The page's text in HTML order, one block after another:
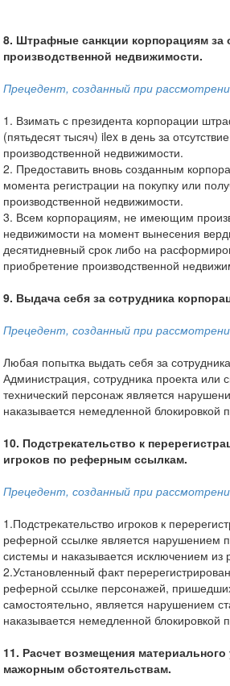
8. Штрафные санкции корпорациям за
производственной недвижимости.
Прецедент, созданный при
1. Взимать с президента корпорации
(пятьдесят тысяч) ilex в день за
производственной недвижимости.
2. Предоставить вновь созданным
момента регистрации на покупку или
производственной недвижимости.
3. Всем корпорациям, не имеющим
недвижимости на момент вынесения
десятидневный срок либо на
приобретение производственной
9. Выдача себя за сотрудника
Прецедент, созданный при
Любая попытка выдать себя за
Администрация, сотрудника проекта или
технический персонаж является
наказывается немедленной блокировкой
10. Подстрекательство к
игроков по реферным ссылкам.
Прецедент, созданный при
1.Подстрекательство игроков к
реферной ссылке является нарушением
системы и наказывается исключением
2.Установленный факт
реферной ссылке персонажей,
самостоятельно, является нарушением
наказывается немедленной блокировкой
11. Расчет возмещения
мажорным обстоятельствам.